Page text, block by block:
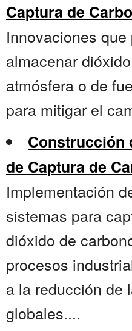
Captura de
Innovaciones
almacenar
atmósfera o de
para mitigar el
Construcción
de Captura de
Implementación
sistemas para
dióxido de
procesos
a la reducción de
globales....